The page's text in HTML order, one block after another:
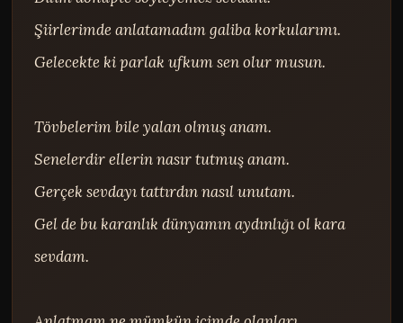
Şiirlerimde anlatamadım galiba korkularımı.
Gelecekte ki parlak ufkum sen olur musun.
Tövbelerim bile yalan olmuş anam.
Senelerdir ellerin nasır tutmuş anam.
Gerçek sevdayı tattırdın nasıl unutam.
Gel de bu karanlık dünyamın aydınlığı ol kara
sevdam.